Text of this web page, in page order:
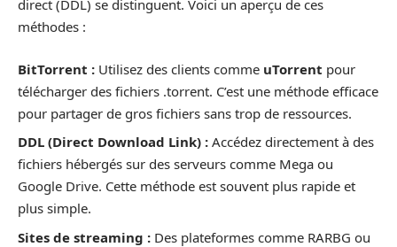
direct (DDL) se distinguent. Voici un aperçu de ces
méthodes :
BitTorrent : Utilisez des clients comme uTorrent pour
télécharger des fichiers .torrent. C’est une méthode efficace
pour partager de gros fichiers sans trop de ressources.
DDL (Direct Download Link) : Accédez directement à des
fichiers hébergés sur des serveurs comme Mega ou
Google Drive. Cette méthode est souvent plus rapide et
plus simple.
Sites de streaming : Des plateformes comme RARBG ou